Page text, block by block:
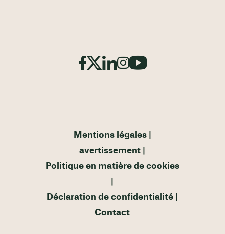
Mentions légales
avertissement
Politique en matière de cookies
Déclaration de confidentialité
Contact